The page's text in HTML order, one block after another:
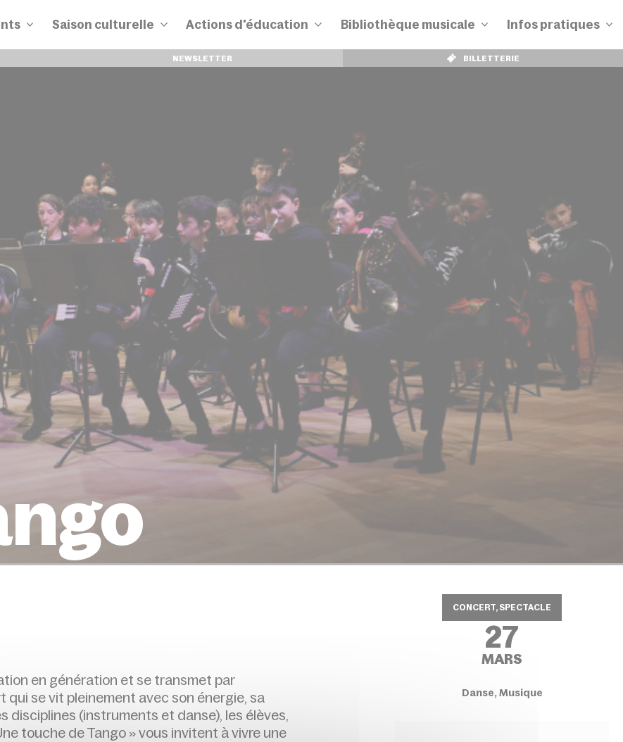
Saison culturelle Actions d'éducation Bibliothèque musicale Infos pratiques
NEWSLETTER BILLETTERIE
en génération et se transmet par
qui se vit pleinement avec son énergie, sa
disciplines (instruments et danse), les élèves,
touche de Tango » vous invitent à vivre une
CONCERT, SPECTACLE
27
MARS
Danse, Musique